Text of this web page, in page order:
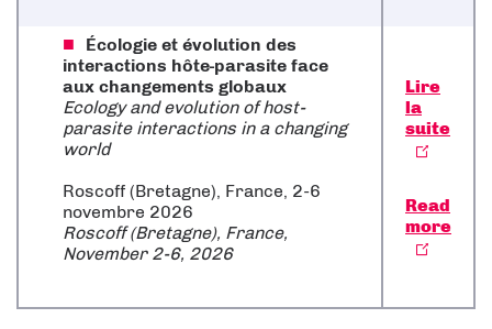
Écologie et évolution des
interactions hôte-parasite face
aux changements globaux
Ecology and evolution of host-
parasite interactions in a changing
world
Roscoff (Bretagne), France, 2-6
novembre 2026
Roscoff (Bretagne), France,
November 2-6, 2026
Lire
la
suite
Read
more